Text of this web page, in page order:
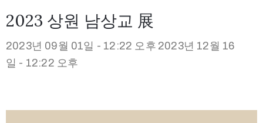
2023 상원 남상교 展
2023년 09월 01일 - 12:22 오후 2023년 12월 16
일 - 12:22 오후